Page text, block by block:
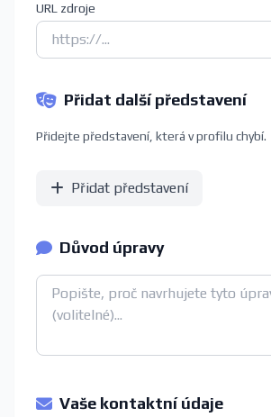
URL zdroje
Přidat další představení
Přidejte představení, která v profilu chybí.
Přidat představení
Důvod úpravy
Vaše kontaktní údaje